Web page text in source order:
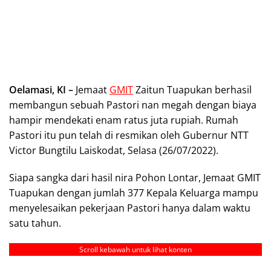
Oelamasi, KI – Jemaat GMITZaitun Tuapukan berhasil
membangun sebuah Pastori nan megah dengan biaya
hampir mendekati enam ratus juta rupiah. Rumah
Pastori itu pun telah di resmikan oleh Gubernur NTT
Victor Bungtilu Laiskodat, Selasa (26/07/2022).
Siapa sangka dari hasil nira Pohon Lontar, Jemaat GMIT
Tuapukan dengan jumlah 377 Kepala Keluarga mampu
menyelesaikan pekerjaan Pastori hanya dalam waktu
satu tahun.
Scroll kebawah untuk lihat konten